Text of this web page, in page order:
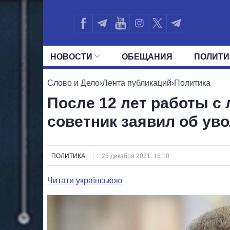
НОВОСТИ ОБЕЩАНИЯ
ВСЕ ПОЛИТИКИ ПРЕЗИДЕНТ И
Слово и Дело›Лента публикаций›Политика
После 12 лет работы
советник заявил об
ПОЛИТИКА 25 декабря 2021, 16:10
Читати українською